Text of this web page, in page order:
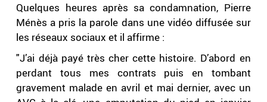
Quelques heures après sa condamnation, Pierre
Ménès a pris la parole dans une vidéo diffusée sur
les réseaux sociaux et il affirme :
"J’ai déjà payé très cher cette histoire. D’abord en
perdant tous mes contrats puis en tombant
gravement malade en avril et mai dernier, avec un